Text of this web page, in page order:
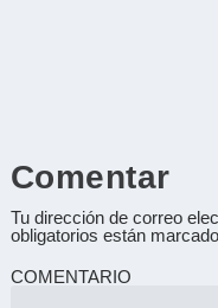
Comentar
Tu dirección de correo
obligatorios están
COMENTARIO